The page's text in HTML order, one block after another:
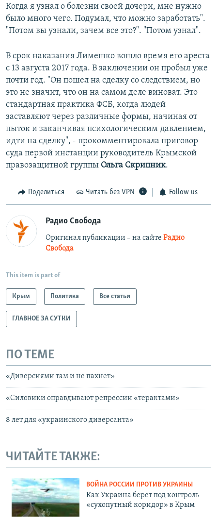
Когда я узнал о болезни своей дочери, мне нужно
было много чего. Подумал, что можно заработать".
"Потом вы узнали, зачем все это?". "Потом узнал".
В срок наказания Лимешко вошло время его ареста
с 13 августа 2017 года. В заключении он пробыл уже
почти год. "Он пошел на сделку со следствием, но
это не значит, что он на самом деле виноват. Это
стандартная практика ФСБ, когда людей
заставляют через различные формы, начиная от
пыток и заканчивая психологическим давлением,
идти на сделку", - прокомментировала приговор
суда первой инстанции руководитель Крымской
правозащитной группы Ольга Скрипник.
Поделиться Читать без VPN Follow us
Радио Свобода
Оригинал публикации – на сайте Радио
Свобода
This item is part of
Крым Политика Все статьи
ГЛАВНОЕ ЗА СУТКИ
ПО ТЕМЕ
«Диверсиями там и не пахнет»
«Силовики оправдывают репрессии «терактами»
8 лет для «украинского диверсанта»
ЧИТАЙТЕ ТАКЖЕ:
ВОЙНА РОССИИ ПРОТИВ УКРАИНЫ
Как Украина берет под контроль
«сухопутный коридор» в Крым